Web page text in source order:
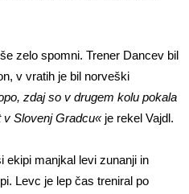
zelo spomni. Trener Dancev bil
v vratih je bil norveški
zdaj so v drugem kolu pokala
v Slovenj Gradcu«je rekel Vajdl.
ekipi manjkal levi zunanji in
Levc je lep čas treniral po